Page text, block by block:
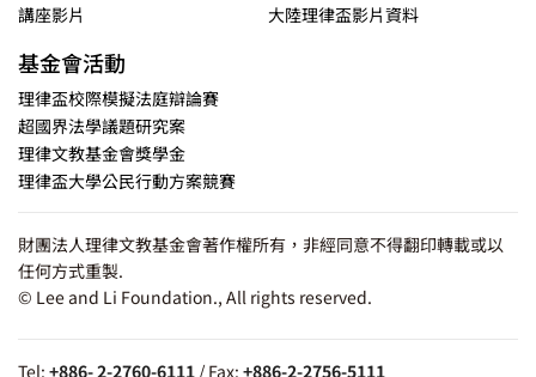
講座影片
大陸理律盃影片資料
基金會活動
理律盃校際模擬法庭辯論賽
超國界法學議題研究案
理律文教基金會獎學金
理律盃大學公民行動方案競賽
財團法人理律文教基金會著作權所有，非經同意不得翻印轉載或以
任何方式重製.
© Lee and Li Foundation., All rights reserved.
Tel: +886- 2-2760-6111 / Fax: +886-2-2756-5111